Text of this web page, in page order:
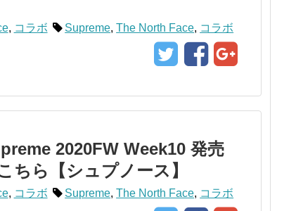
, コラボ Supreme,The North Face, コラボ
2020FW Week10 発売
ちら【シュプノース】
, コラボ Supreme,The North Face, コラボ